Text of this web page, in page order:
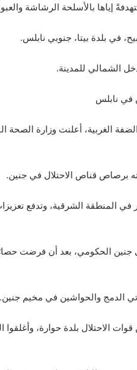
إياها بالأسلحة الرشاشة
في بلدة بيتا، جنوبي نابلس.
الشمالي للمدينة.
في نابلس
الغربية، أعلنت وزارة الصحة
في المنطقة الشرقية، وتدفع
جنين الحكومي، بعد أن فرضت
الدمج والحواشين في مخيم جنين.
الاحتلال بلدة حوارة، وأغلقوا